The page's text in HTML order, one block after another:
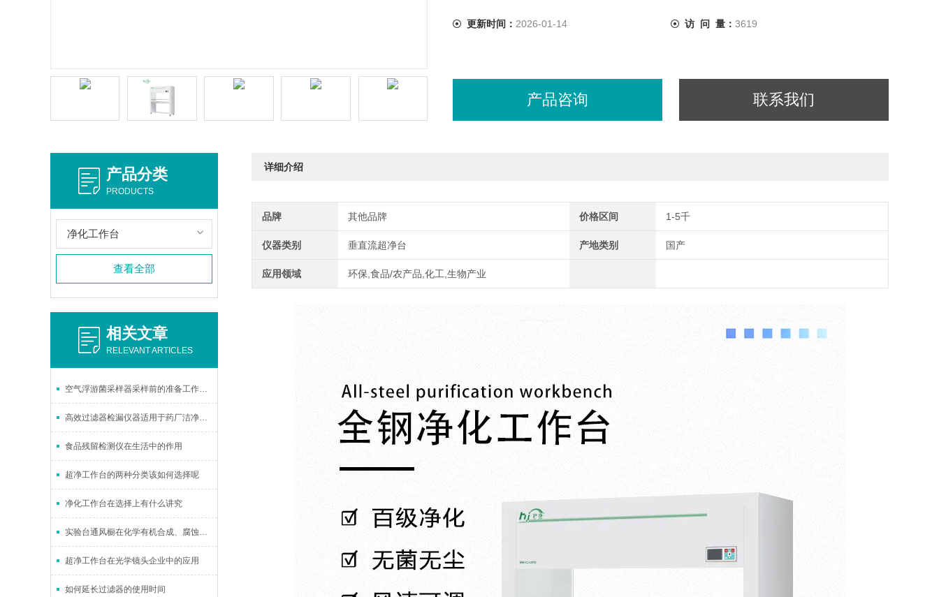
更新时间： 2026-01-14 访 问 量： 3619
产品咨询 联系我们
详细介绍
品牌 其他品牌 价格区间 1-5千
仪器类别 垂直流超净台 产地类别 国产
应用领域 环保,食品/农产品,化工,生物产业
产品分类
PRODUCTS
净化工作台
查看全部
相关文章
RELEVANT ARTICLES
空气浮游菌采样器采样前的准备工作与采样步骤
高效过滤器检漏仪器适用于药厂洁净室吗
食品残留检测仪在生活中的作用
超净工作台的两种分类该如何选择呢
净化工作台在选择上有什么讲究
实验台通风橱在化学有机合成、腐蚀性试剂操作中的应用综述
超净工作台在光学镜头企业中的应用
如何延长过滤器的使用时间